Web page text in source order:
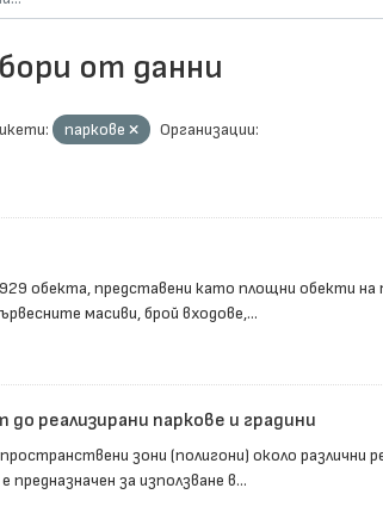
от данни
паркове
Организации:
обекта, представени като площни обекти
масиви, брой входове,...
реализирани паркове и градини
зони (полигони) около различни
за използване в...